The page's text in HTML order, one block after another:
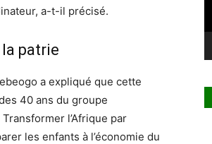
a-t-il précisé.
patrie
a expliqué que cette
40 ans du groupe
l’Afrique par
les enfants à l’économie du